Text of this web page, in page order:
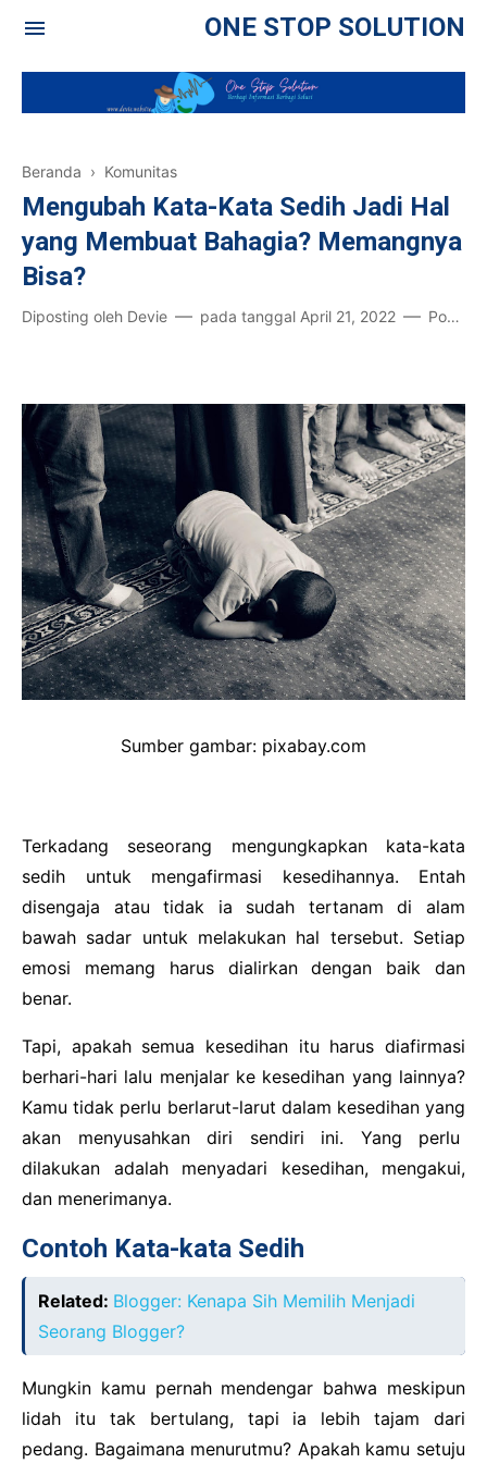
ONE STOP SOLUTION
Beranda › Komunitas
Mengubah Kata-Kata Sedih Jadi Hal
yang Membuat Bahagia? Memangnya
Bisa?
Diposting oleh Devie pada tanggal April 21, 2022 Posting Komentar
Sumber gambar: pixabay.com
Terkadang seseorang mengungkapkan kata-kata
sedih untuk mengafirmasi kesedihannya. Entah
disengaja atau tidak ia sudah tertanam di alam
bawah sadar untuk melakukan hal tersebut. Setiap
emosi memang harus dialirkan dengan baik dan
benar.
Tapi, apakah semua kesedihan itu harus diafirmasi
berhari-hari lalu menjalar ke kesedihan yang lainnya?
Kamu tidak perlu berlarut-larut dalam kesedihan yang
akan menyusahkan diri sendiri ini. Yang perlu
dilakukan adalah menyadari kesedihan, mengakui,
dan menerimanya.
Contoh Kata-kata Sedih
Related: Blogger: Kenapa Sih Memilih Menjadi
Seorang Blogger?
Mungkin kamu pernah mendengar bahwa meskipun
lidah itu tak bertulang, tapi ia lebih tajam dari
pedang. Bagaimana menurutmu? Apakah kamu setuju